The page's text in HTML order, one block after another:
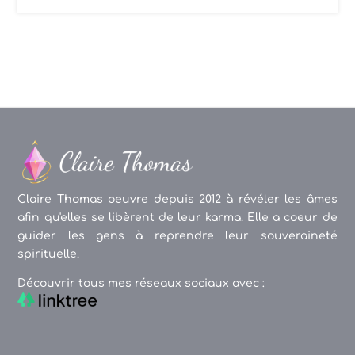
Claire Thomas oeuvre depuis 2012 à révéler les âmes
afin qu'elles se libèrent de leur karma. Elle a coeur de
guider les gens à reprendre leur souveraineté
spirituelle.
Découvrir tous mes réseaux sociaux avec :